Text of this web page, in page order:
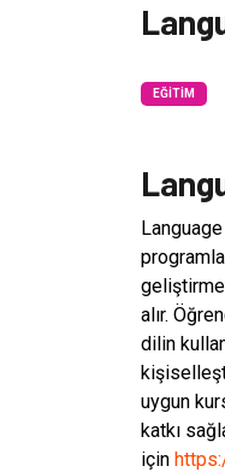
EĞITIM
alır.
dilin
uygun
katkı
için